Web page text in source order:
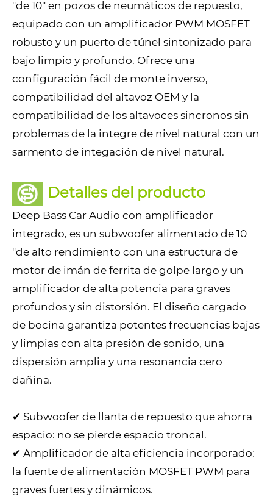
"de 10" en pozos de neumáticos de repuesto,
equipado con un amplificador PWM MOSFET
robusto y un puerto de túnel sintonizado para
bajo limpio y profundo. Ofrece una
configuración fácil de monte inverso,
compatibilidad del altavoz OEM y la
compatibilidad de los altavoces sincronos sin
problemas de la integre de nivel natural con un
sarmento de integación de nivel natural.
Detalles del producto
Deep Bass Car Audio con amplificador
integrado, es un subwoofer alimentado de 10
"de alto rendimiento con una estructura de
motor de imán de ferrita de golpe largo y un
amplificador de alta potencia para graves
profundos y sin distorsión. El diseño cargado
de bocina garantiza potentes frecuencias bajas
y limpias con alta presión de sonido, una
dispersión amplia y una resonancia cero
dañina.
✔ Subwoofer de llanta de repuesto que ahorra
espacio: no se pierde espacio troncal.
✔ Amplificador de alta eficiencia incorporado:
la fuente de alimentación MOSFET PWM para
graves fuertes y dinámicos.